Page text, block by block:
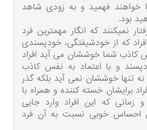
خواهند فهمید و به زودی شاهد
بود.
نمیکنند که انگار مهمترین فرد
که از خودشیفتگی، خودپسندی
کاذب شما خوششان می آید افراد
و با اعتماد به نفس کاذب
تنها خوششان نمی آید بلکه گذر
برایشان خسته کننده و همراه با
زمانی که این افراد وارد جایی
احساس خوبی نسبت به آن فرد